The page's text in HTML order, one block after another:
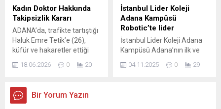
kamuoyuyla paylaştı.
“EĞİTİM YUVALARINA
YÖNELEN SALDIRILAR ASLA
KABUL EDİLEMEZ”
Açıklamasında eğitim...
kurtaranlar yalnız ve ancak
öğretmenlerdir.” Bu sözün
ışığında; öğretmenlerimiz,
aynı zamanda çocuklarımızı
donanımlı, vicdanlı ve...
Kadın Doktor Hakkında
Takipsizlik Kararı
ADANA’da, trafikte tartıştığı
Haluk Emre Tetik’e (26),
küfür ve hakaretler ettiği
kamerasıyla görüntülenen
hakkında, Adana
Cumhuriyet Başsavcılığı
18.06.2026 0 20
İstanbul Lider Koleji
Adana Kampüsü
Robotic’te lider
İstanbul Lider Koleji Adana
Kampüsü Adana’nın ilk ve
Competition) takımı ile
04.11.2025 0 29
Bir Yorum Yazın